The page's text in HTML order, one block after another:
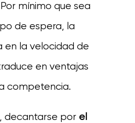
mínimo que sea
de espera, la
en la velocidad de
en ventajas
competencia.
decantarse por el